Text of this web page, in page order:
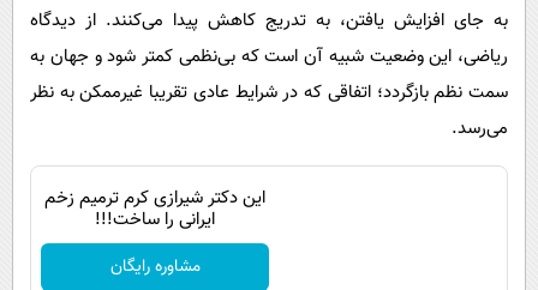
به‌ جای افزایش یافتن، به‌ تدریج کاهش پیدا می‌کنند. از دیدگاه
ریاضی، این وضعیت شبیه آن است که بی‌نظمی کمتر شود و جهان به
سمت نظم بازگردد؛ اتفاقی که در شرایط عادی تقریبا غیرممکن به نظر
می‌رسد.
این دکتر شیرازی کرم ترمیم زخم
ایرانی را ساخت!!!
مشاوره رایگان